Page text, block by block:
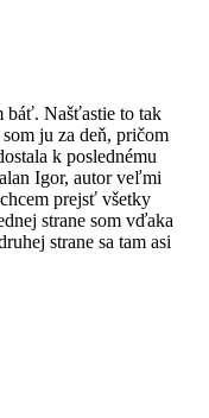
báť. Našťastie to tak
ju za deň, pričom
k poslednému
Igor, autor veľmi
prejsť všetky
strane som vďaka
strane sa tam asi